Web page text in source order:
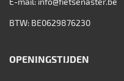
BTW: BE0629876230
OPENINGSTIJDEN